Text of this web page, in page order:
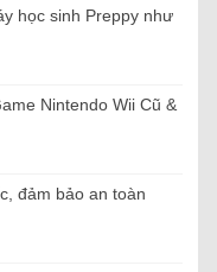
học sinh Preppy như
Nintendo Wii Cũ &
đảm bảo an toàn